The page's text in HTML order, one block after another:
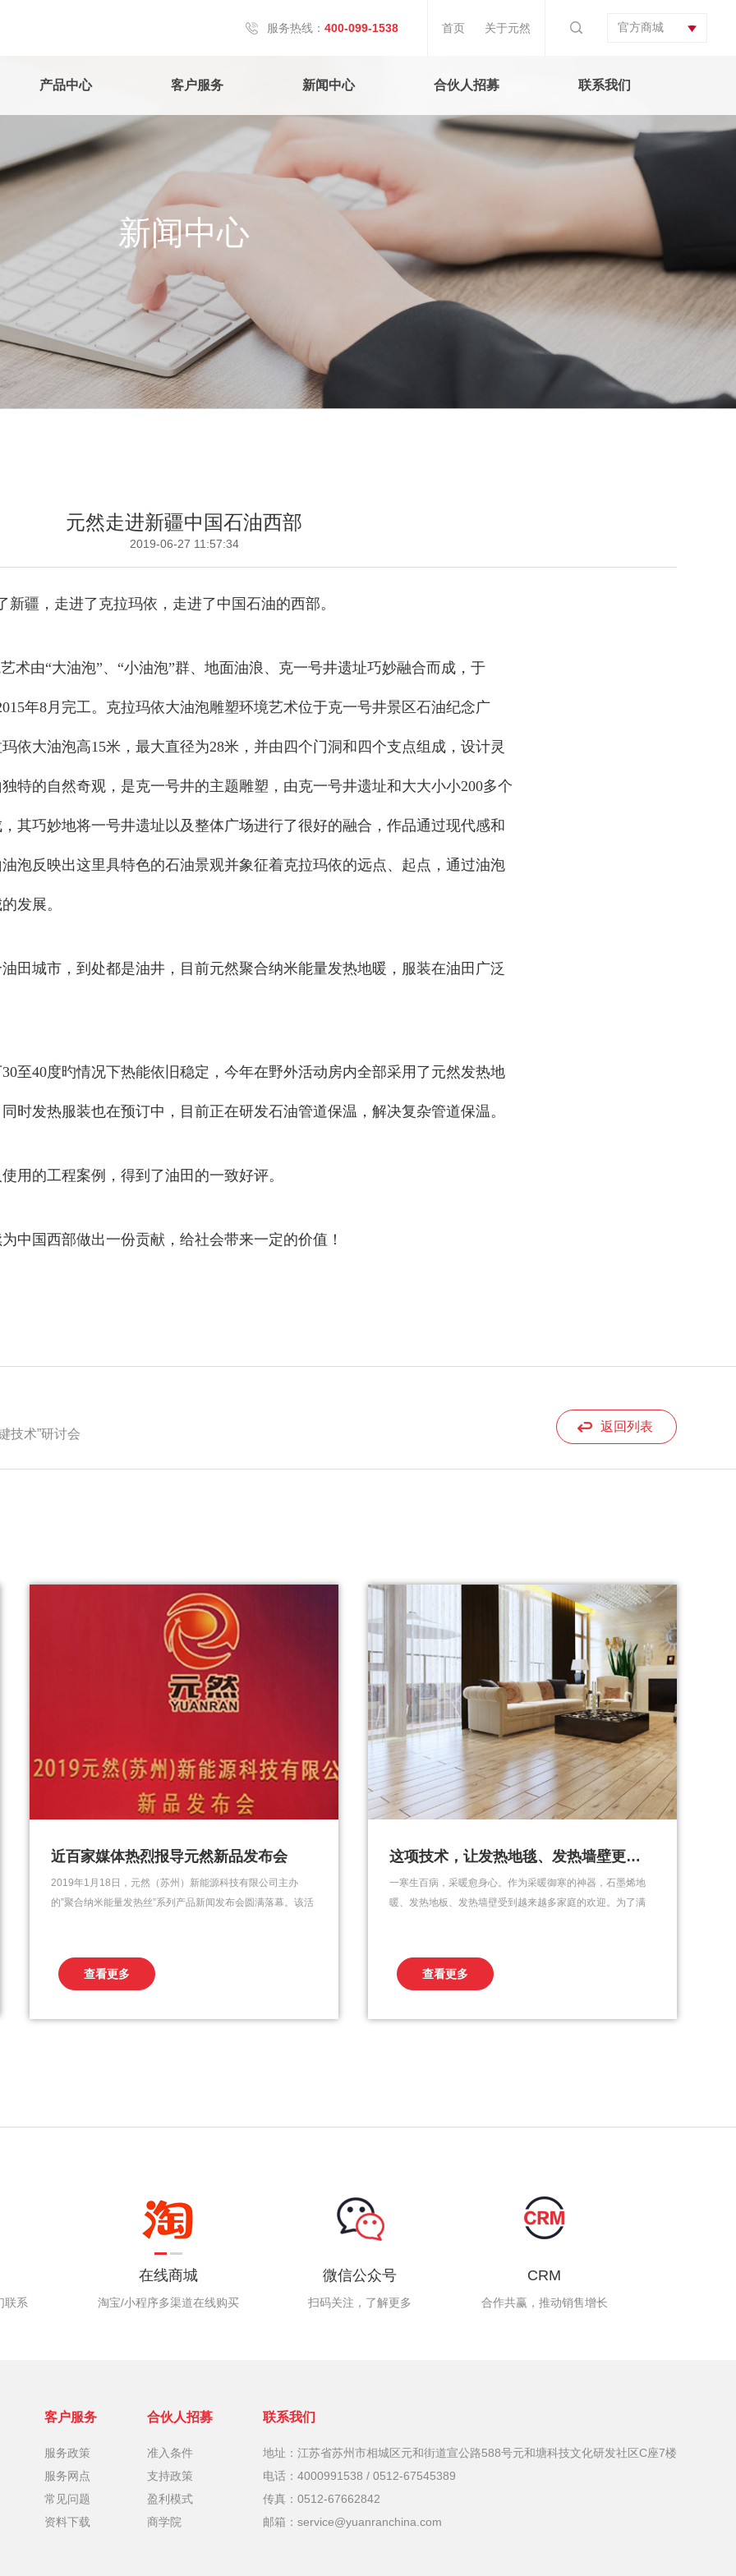
官方商城
首页 关于元然
服务热线： 400-099-1538
产品中心 客户服务 新闻中心 合伙人招募 联系我们
新闻中心
元然走进新疆中国石油西部
2019-06-27 11:57:34
新疆，走进了克拉玛依，走进了中国石油的西部。
术由“大油泡”、“小油泡”群、地面油浪、克一号井遗址巧妙融合而成，于
年8月完工。克拉玛依大油泡雕塑环境艺术位于克一号井景区石油纪念广
依大油泡高15米，最大直径为28米，并由四个门洞和四个支点组成，设计灵
特的自然奇观，是克一号井的主题雕塑，由克一号井遗址和大大小小200多个
其巧妙地将一号井遗址以及整体广场进行了很好的融合，作品通过现代感和
泡反映出这里具特色的石油景观并象征着克拉玛依的远点、起点，通过油泡
发展。
田城市，到处都是油井，目前元然聚合纳米能量发热地暖，服装在油田广泛
至40度旳情况下热能依旧稳定，今年在野外活动房内全部采用了元然发热地
时发热服装也在预订中，目前正在研发石油管道保温，解决复杂管道保温。
用的工程案例，得到了油田的一致好评。
中国西部做出一份贡献，给社会带来一定的价值！
技术”研讨会
返回列表
近百家媒体热烈报导元然新品发布会
2019年1月18日，元然（苏州）新能源科技有限公司主办
的”聚合纳米能量发热丝”系列产品新闻发布会圆满落幕。该活
国财讯网、华夏生活、生活周刊、苏州都市网、广东经济
网、福建资讯网、浙商网、温州商讯网、东方在线、新报
查看更多
这项技术，让发热地毯、发热墙壁更薄更安全！
一寒生百病，采暖愈身心。作为采暖御寒的神器，石墨烯地
暖、发热地板、发热墙壁受到越来越多家庭的欢迎。为了满
不同于传统发热材料对覆盖器物材质和形状的限制，石墨烯
水性发热涂料不仅可以不受形状限制，涂覆于各类器件表
查看更多
联系
在线商城
淘宝/小程序多渠道在线购买
微信公众号
扫码关注，了解更多
CRM
合作共赢，推动销售增长
客户服务
服务政策
服务网点
常见问题
资料下载
合伙人招募
准入条件
支持政策
盈利模式
商学院
联系我们
地址：江苏省苏州市相城区元和街道宣公路588号元和塘科技文化研发社区C座7楼
电话：4000991538 / 0512-67545389
传真：0512-67662842
邮箱：service@yuanranchina.com